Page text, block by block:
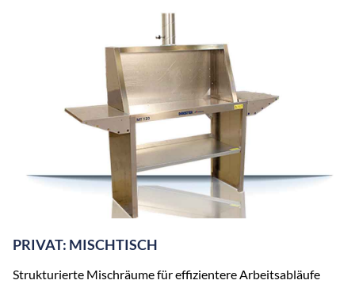
PRIVAT: MISCHTISCH
Strukturierte Mischräume für effizientere Arbeitsabläufe